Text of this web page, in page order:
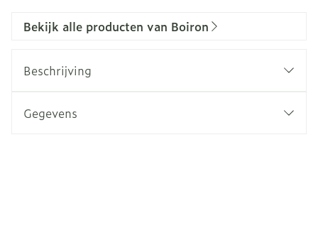
Bekijk alle producten van Boiron
Beschrijving
Gegevens